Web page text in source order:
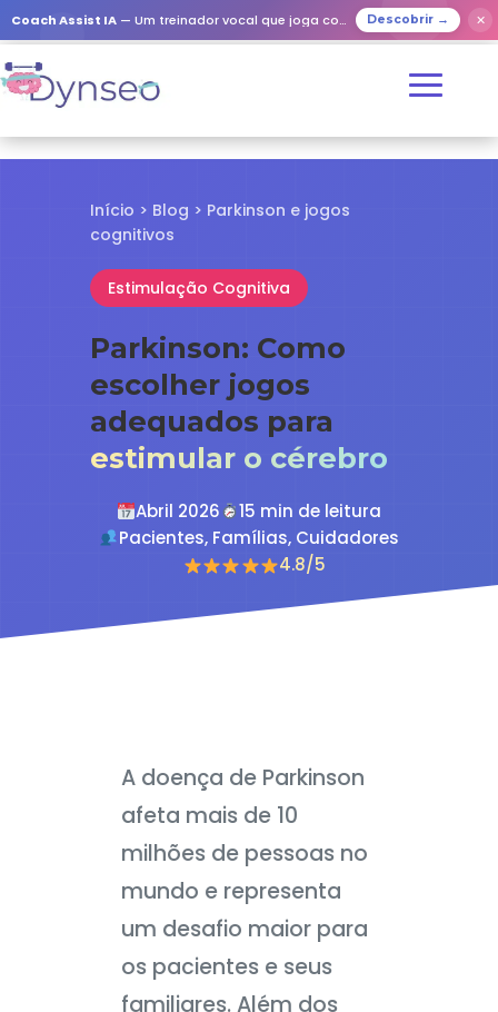
Coach Assist IA — Um treinador vocal que joga com os seus entes queridos Descobrir → ✕
Início > Blog > Parkinson e jogos
cognitivos
Estimulação Cognitiva
Parkinson: Como
escolher jogos
adequados para
estimular o cérebro
Abril 2026
15 min de leitura
Pacientes, Famílias, Cuidadores
4.8/5
A doença de Parkinson
afeta mais de 10
milhões de pessoas no
mundo e representa
um desafio maior para
os pacientes e seus
familiares. Além dos